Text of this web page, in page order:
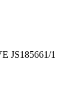
JS185661/1